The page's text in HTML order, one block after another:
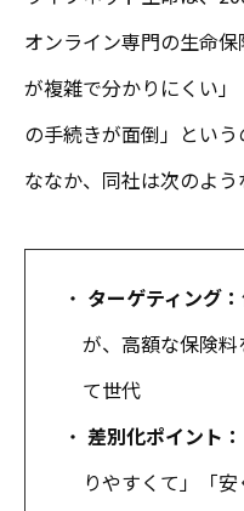
オンライン専門の生命
が複雑で分かりにくい
の手続きが面倒」とい
ななか、同社は次のよう
・ ターゲティング：
が、高額な保険
て世代
・ 差別化ポイント：
りやすくて」「